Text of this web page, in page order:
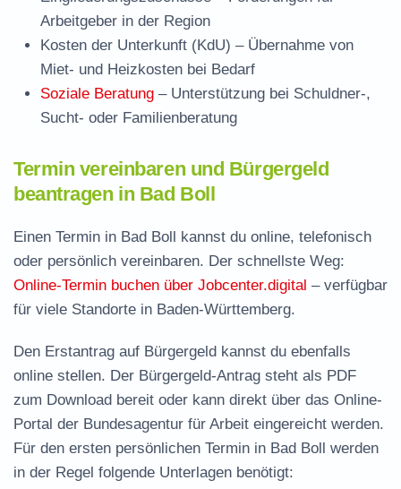
Arbeitgeber in der Region
Kosten der Unterkunft (KdU) – Übernahme von
Miet- und Heizkosten bei Bedarf
Soziale Beratung – Unterstützung bei Schuldner-,
Sucht- oder Familienberatung
Termin vereinbaren und Bürgergeld
beantragen in Bad Boll
Einen Termin in Bad Boll kannst du online, telefonisch
oder persönlich vereinbaren. Der schnellste Weg:
Online-Termin buchen über Jobcenter.digital – verfügbar
für viele Standorte in Baden-Württemberg.
Den Erstantrag auf Bürgergeld kannst du ebenfalls
online stellen. Der Bürgergeld-Antrag steht als PDF
zum Download bereit oder kann direkt über das Online-
Portal der Bundesagentur für Arbeit eingereicht werden.
Für den ersten persönlichen Termin in Bad Boll werden
in der Regel folgende Unterlagen benötigt: